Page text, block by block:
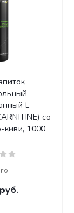
L-
со
киви, 1000
руб.